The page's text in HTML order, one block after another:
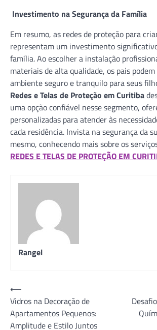
Investimento na Segurança da Família
Em resumo, as redes de proteção para
representam um investimento
família. Ao escolher a instalação
materiais de alta qualidade, os pais
ambiente seguro e tranquilo para seus
Redes e Telas de Proteção em Curitiba
uma opção confiável nesse segmento,
personalizadas para atender às
cada residência. Invista na segurança da
mesmo, conhecendo mais sobre os
REDES E TELAS DE PROTEÇÃO EM
Rangel
Navegação
de
Post
⟵
Vidros na Decoração de
Apartamentos Pequenos:
Amplitude e Estilo Juntos